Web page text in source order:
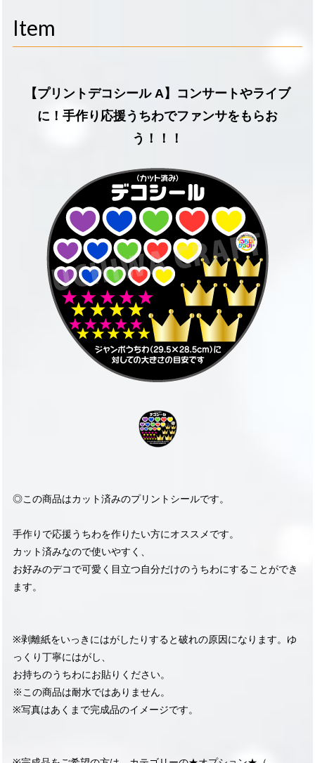
Item
【プリントデコシール A】コンサートやライブ
に！手作り応援うちわでファンサをもらお
う！！！
◎この商品はカット済みのプリントシールです。
手作りで応援うちわを作りたい方にオススメです。
カット済みなので使いやすく、
お好みのデコで可愛く目立つ自分だけのうちわにすることができ
ます。
※剥離紙をいっきにはがしたりすると破れの原因になります。ゆ
っくり丁寧にはがし、
お持ちのうちわにお貼りください。
※この商品は耐水ではありません。
※写真はあくまで完成品のイメージです。